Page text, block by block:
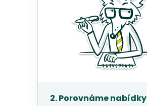
2. Porovnáme nabídky